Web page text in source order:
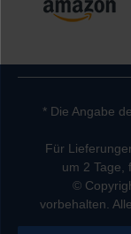
* Die Angabe
Für
um 2 Tage,
©
vorbehalten.